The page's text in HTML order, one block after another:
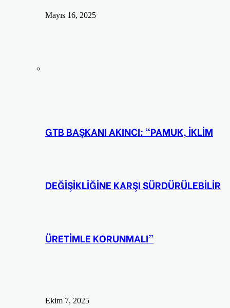
Mayıs 16, 2025
GTB BAŞKANI AKINCI: “PAMUK, İKLİM
DEĞİŞİKLİĞİNE KARŞI SÜRDÜRÜLEBİLİR
ÜRETİMLE KORUNMALI”
Ekim 7, 2025